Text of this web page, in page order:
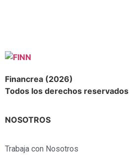
Financrea (2026)
Todos los derechos reservados
NOSOTROS
Trabaja con Nosotros